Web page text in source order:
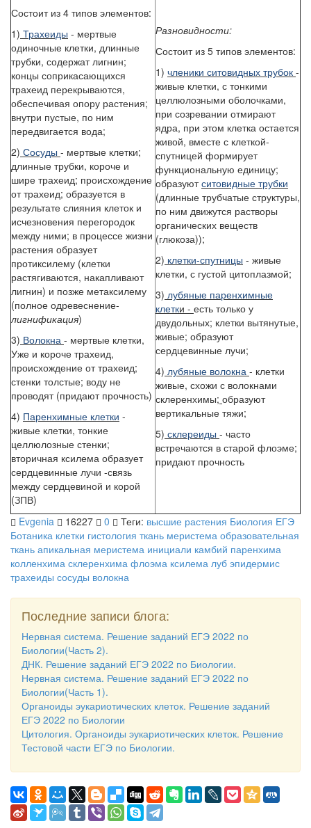
Состоит из 4 типов элементов:
1) Трахеиды - мертвые
одиночные клетки, длинные
трубки, содержат лигнин;
концы соприкасающихся
трахеид перекрываются,
обеспечивая опору растения;
внутри пустые, по ним
передвигается вода;
2) Сосуды - мертвые клетки;
длинные трубки, короче и
шире трахеид; происхождение
от трахеид; образуется в
результате слияния клеток и
исчезновения перегородок
между ними; в процессе жизни
растения образует
протиксилему (клетки
растягиваются, накапливают
лигнин) и позже метаксилему
(полное одревеснение-
лигнификация)
3) Волокна - мертвые клетки,
Уже и короче трахеид,
происхождение от трахеид;
стенки толстые; воду не
проводят (придают прочность)
4) Паренхимные клетки -
живые клетки, тонкие
целлюлозные стенки;
вторичная ксилема образует
сердцевинные лучи -связь
между сердцевиной и корой
(ЗПВ)
Разновидности:
Состоит из 5 типов элементов:
1) членики ситовидных трубок -
живые клетки, с тонкими
целлюлозными оболочками,
при созревании отмирают
ядра, при этом клетка остается
живой, вместе с клеткой-
спутницей формирует
функциональную единицу;
образуютситовидные трубки
(длинные трубчатые структуры,
по ним движутся растворы
органических веществ
(глюкоза));
2) клетки-спутницы - живые
клетки, с густой цитоплазмой;
3) лубяные паренхимные
клетки - есть только у
двудольных; клетки вытянутые,
живые; образуют
сердцевинные лучи;
4) лубяные волокна - клетки
живые, схожи с волокнами
склеренхимы; образуют
вертикальные тяжи;
5) склереиды - часто
встречаются в старой флоэме;
придают прочность
Evgenia 16227 0 Теги: высшие растения Биология ЕГЭ
Ботаника клетки гистология ткань меристема образовательная
ткань апикальная меристема инициали камбий паренхима
колленхима склеренхима флоэма ксилема луб эпидермис
трахеиды сосуды волокна
Последние записи блога:
Нервная система. Решение заданий ЕГЭ 2022 по
Биологии(Часть 2).
ДНК. Решение заданий ЕГЭ 2022 по Биологии.
Нервная система. Решение заданий ЕГЭ 2022 по
Биологии(Часть 1).
Органоиды эукариотических клеток. Решение заданий
ЕГЭ 2022 по Биологии
Цитология. Органоиды эукариотических клеток. Решение
Тестовой части ЕГЭ по Биологии.